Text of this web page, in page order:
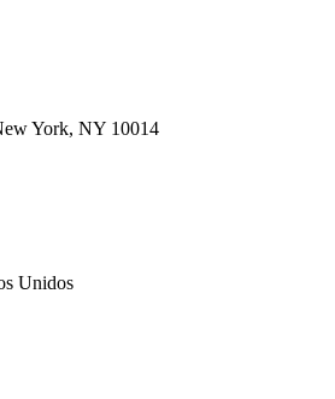
York, NY 10014
Unidos